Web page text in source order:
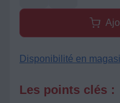
Disponibilité en
Les points clés :